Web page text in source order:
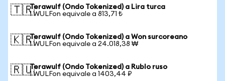
🇹🇷Terawulf (Ondo Tokenized) a Lira turca
1 WULFon equivale a 813,71 ₺
🇰🇷Terawulf (Ondo Tokenized) a Won surcoreano
1 WULFon equivale a 24.018,38 ₩
🇷🇺Terawulf (Ondo Tokenized) a Rublo ruso
1 WULFon equivale a 1403,44 ₽